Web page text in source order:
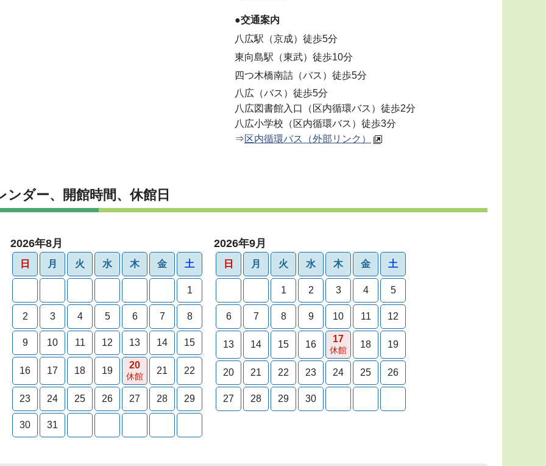
●交通案内
八広駅（京成）徒歩5分
東向島駅（東武）徒歩10分
四つ木橋南詰（バス）徒歩5分
八広（バス）徒歩5分
八広図書館入口（区内循環バス）徒歩2分
八広小学校（区内循環バス）徒歩3分
⇒区内循環バス（外部リンク）
ンダー、開館時間、休館日
2026年8月
日 月 火 水 木 金 土
1
2 3 4 5 6 7 8
9 10 11 12 13 14 15
16 17 18 19
20
休館
21 22
23 24 25 26 27 28 29
30 31
2026年9月
日 月 火 水 木 金 土
1 2 3 4 5
6 7 8 9 10 11 12
13 14 15 16
17
休館
18 19
20 21 22 23 24 25 26
27 28 29 30